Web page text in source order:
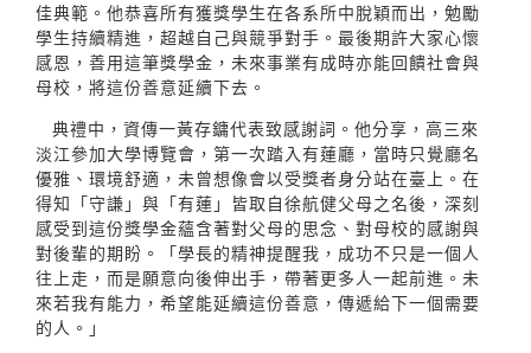
佳典範。他恭喜所有獲獎學生在各系所中脫穎而出，勉勵
學生持續精進，超越自己與競爭對手。最後期許大家心懷
感恩，善用這筆獎學金，未來事業有成時亦能回饋社會與
母校，將這份善意延續下去。
典禮中，資傳一黃存鏞代表致感謝詞。他分享，高三來
淡江參加大學博覽會，第一次踏入有蓮廳，當時只覺廳名
優雅、環境舒適，未曾想像會以受獎者身分站在臺上。在
得知「守謙」與「有蓮」皆取自徐航健父母之名後，深刻
感受到這份獎學金蘊含著對父母的思念、對母校的感謝與
對後輩的期盼。「學長的精神提醒我，成功不只是一個人
往上走，而是願意向後伸出手，帶著更多人一起前進。未
來若我有能力，希望能延續這份善意，傳遞給下一個需要
的人。」